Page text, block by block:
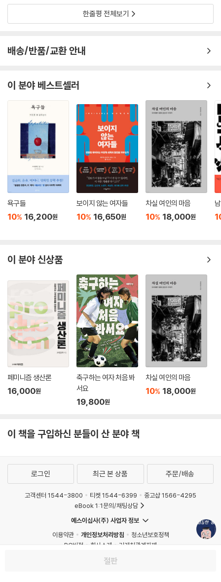
UCLA에서 학생들을 가르치고 있는 퍼트리샤 고와티는 그녀와 동시대 사
랑새의 짝짓기 행동을 연구했다. 1970년대에 그녀가 암컷 새가 배우자가
않았고, 암컷 파랑새가 성폭행을 당했을 것이라고 말하는 이도 있었다. ---
p.256
“비둘기 4마리가 나란히 앉아 있을 때 수컷이 더 공격적임에도 불구하고
이들이 안쪽에 앉아요.” … 이런 자리 배치는 옹기종기 모여 있는 무리에서
수컷이 자신의 암컷을 다른 수컷의 관심으로부터 보호할 수 있게 해준다.
그러나 이 무리에 또 다른 한 쌍이 더해지면 문제가 생겨난다. “이제 각 수
컷이 자신의 암컷과 다른 수컷 사이에 앉는 배열이 불가능해져요. … 중앙
에 두 마리 수컷 사이에 한 마리 암컷이 있다면 이 암컷의 짝인 수컷은 어떻
게 할까요? 자신의 암컷을 쪼아서 자신보다 몇 센티미터 위로 밀어내죠.”
… 수컷은 암컷이 혼자 추위에 떨며 불편한 자세로 앉아 있게 만든다. … 다
가오는 봄에 번식을 하고 새끼를 돌볼 때 필요한 에너지가 줄어들게 되지
이 더 중요하다. --- p.270∼271
학자들은 흔히 연구에 정치가 섞이는 것을 꺼린다. 그러나 과거에 과학이
여성을 얼마나 부당하게 대했는가를 고민해보지 않고는 더 공정해진 미래
를 기대하기 어렵다. 그리고 이는 우리 모두에게 중요한 사안이다. 과학이
여성에 대해 들려주는 이야기가 사회가 성별에 대해 어떻게 생각해야 하는
지에 막대한 영향을 주기 때문이다. 평등을 위해 투쟁하는 지성인들의 싸
움에서는 생물학적 사실들이 포함되어야 한다.
라는 신체가 너무 크고 강해서 고등한 사회적 동물이 될 수 없다면서, 인간
에 관해서는 남성이 여성보다 신체가 크기 때문에 더 우월하다고 주장하는
성보다 열등한 존재로 규정하고 자신들의 연구 결과를 그 틀에 끼워 맞췄
다. 심지어 저명한 진화생물학자이자 찰스 다윈의 친구인 조지 로마네스는
평균적으로 여성의 뇌가 남성의 뇌보다 28그램 가볍기 때문에 여성의 지
능이 남성보다 떨어진다고 주장했다. 그러나 이들은 일반적으로 여성이 남
성보다 키가 작고 몸무게도 가볍기 때문에 뇌의 크기도 작은 것이 당연하
다거나, 단순히 뇌가 무겁다고 지능이 높다면 고래나 코끼리가 인간보다
훨씬 똑똑해야 한다는 사실은 철저하게 무시했다.
과학의 뒤에 숨어 있는 편견을 씻어내는 책
우리는 흔히 남성이 여성보다 더 튼튼하고 강하다고 생각한다. 그러나 단
험이 약 10퍼센트 높다. 그런데 어째서 사람들은 여성이 남성보다 약하고
도 여성은 살아남고 남성은 그렇지 못해서, 아픈 남성이 더는 존재하지 않
기 때문일 수도 있다.
사람들의 고정관념 중에는 ‘바람을 피우는 것이 남성의 본능’이라고 하는
것도 있다. 많은 과학자들이 다양한 실험과 동물 연구를 통해 이를 증명했
다고 주장한다. 그러나 이것은 어쩌면 남성에게 성적인 면죄부를 부여하고
여성을 억압하기 위한 수단에 불과한지도 모른다. 바람을 피우는 것은 남
성의 본능이 아니라 생명체의 본능일 수도 있기 때문이다. 실제로 유인원
을 비롯해 새와 물고기, 곤충에 이르기까지 다양한 종에서 발정기 동안 암
컷은 다양한 상대와 여러 번 짝짓기를 한다. 수컷이 여러 암컷과 짝짓기를
하는 만큼 암컷 역시 여러 수컷과 짝짓기를 하는 것이다. 사실 멀리 갈 필요
그들의 연구에 관해 이야기를 나누었다. 지금도 많은 과학자들은 ‘남성다
움’과 ‘여성스러움’의 근원을 찾기 위해 고군분투하고 있다. 여성을 여성스
럽게 만드는 것은 뇌인가 호르몬인가 아니면 문화인가? 아니, 그 전에 ‘여
성스럽다’는 말은 무엇을 의미하는가? 사회에서 여성의 맡은 역할과 남성
의 역할이 다른 것은 생물학적으로 여성과 남성이 서로 다른 존재이기에
각자의 역할이 미리 정해져 있는 것인가? 이와 같은 질문의 답은 아직까지
정확하게 밝혀진 바가 없다. 그러나 확실한 것은 이에 대한 연구들 중 많은
수가 객관적 진실보다는 사회적 고정관념이나 경제 논리에 좌우된다는 점
한줄평 전체보기
배송/반품/교환 안내
이 분야 베스트셀러
욕구들
10% 16,200원
보이지 않는 여자들
10% 16,650원
차실 여인의 마음
10% 18,000원
이 분야 신상품
페미니즘 생산론
16,000원
축구하는 여자 처음 봐
서요
19,800원
차실 여인의 마음
10% 18,000원
이 책을 구입하신 분들이 산 분야 책
절판
로그인 최근 본 상품 주문/배송
고객센터 1544-3800 티켓 1544-6399
중고샵 1566-4295
eBook 1:1문의/채팅상담
예스이십사(주) 사업자 정보
이용약관
개인정보처리방침
청소년보호정책
PC버전
회사소개
거래처관계자께